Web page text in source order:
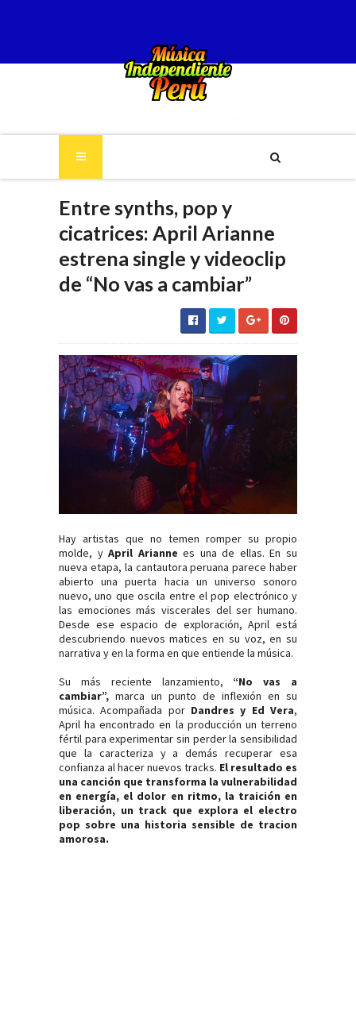
Entre synths, pop y
cicatrices: April Arianne
estrena single y videoclip
de “No vas a cambiar”
Hay artistas que no temen romper su propio
molde, yApril Arianne es una de ellas. En su
nueva etapa, la cantautora peruana parece haber
abierto una puerta hacia un universo sonoro
nuevo, uno que oscila entre el pop electrónico y
las emociones más viscerales del ser humano.
Desde ese espacio de exploración, April está
descubriendo nuevos matices en su voz, en su
narrativa y en la forma en que entiende la música.
Su más reciente lanzamiento, “No vas a
cambiar”, marca un punto de inflexión en su
música. Acompañada por Dandres y Ed Vera,
April ha encontrado en la producción un terreno
fértil para experimentar sin perder la sensibilidad
que la caracteriza y a demás recuperar esa
confianza al hacer nuevos tracks. El resultado es
una canción que transforma la vulnerabilidad
en energía, el dolor en ritmo, la traición en
liberación, un track que explora el electro
pop sobre una historia sensible de tracion
amorosa.